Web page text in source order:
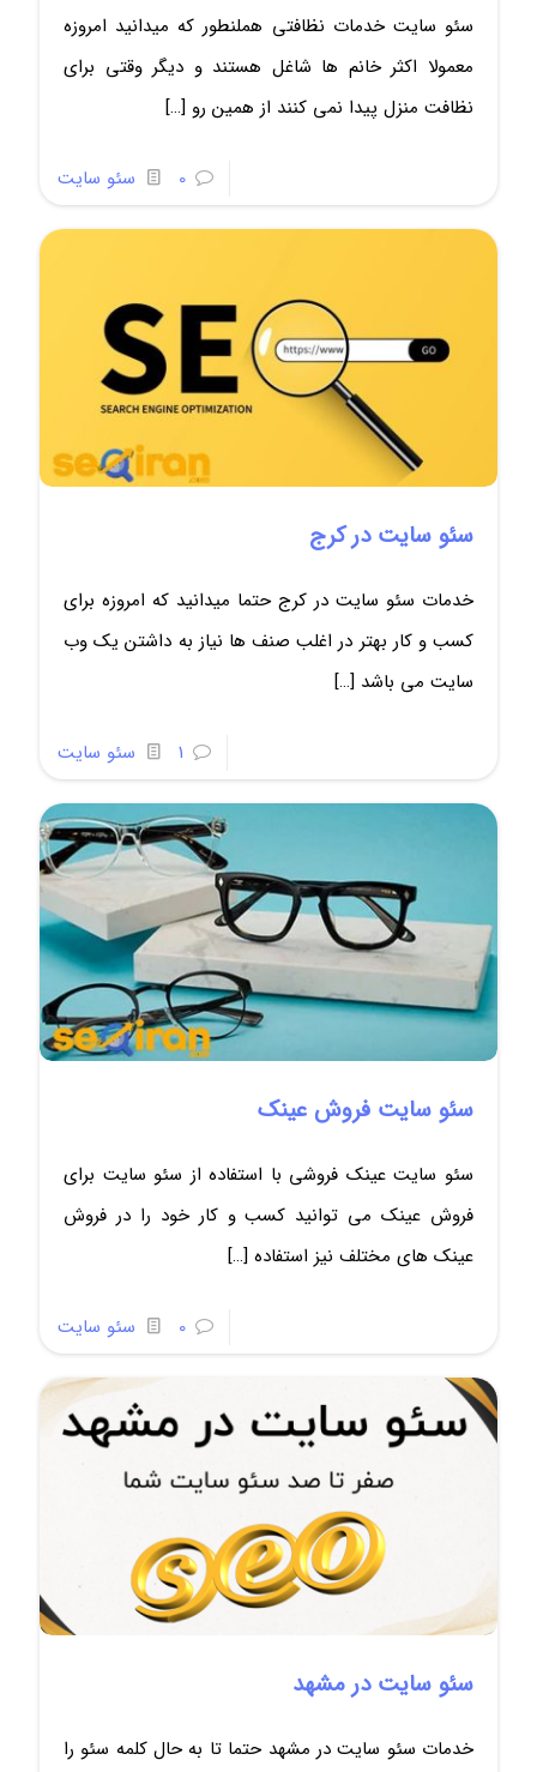
سئو سایت خدمات نظافتی هملنطور که میدانید امروزه
معمولا اکثر خانم ها شاغل هستند و دیگر وقتی برای
نظافت منزل پیدا نمی کنند از همین رو […]
0 سئو سایت
سئو سایت در کرج
خدمات سئو سایت در کرج حتما میدانید که امروزه برای
کسب و کار بهتر در اغلب صنف ها نیاز به داشتن یک وب
سایت می باشد […]
1 سئو سایت
سئو سایت فروش عینک
سئو سایت عینک فروشی با استفاده از سئو سایت برای
فروش عینک می توانید کسب و کار خود را در فروش
عینک های مختلف نیز استفاده […]
0 سئو سایت
سئو سایت در مشهد
خدمات سئو سایت در مشهد حتما تا به حال کلمه سئو را